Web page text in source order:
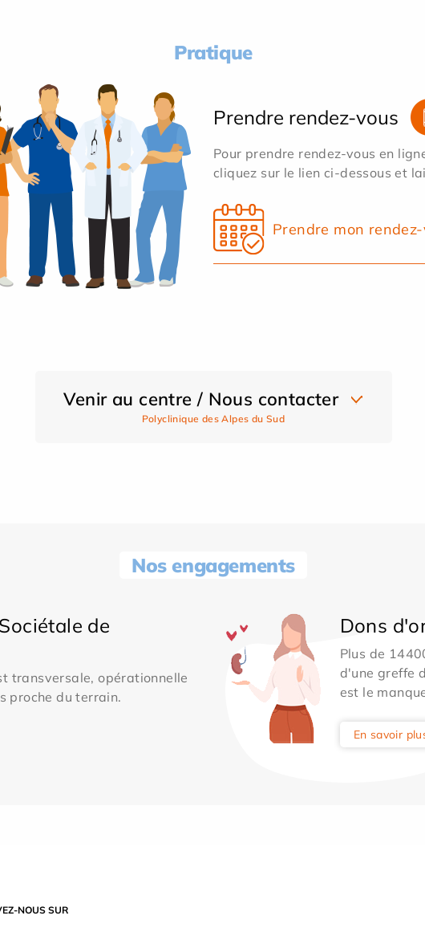
Pratique
Prendre rendez-vous
Pour prendre rendez-vous en
cliquez sur le lien ci-dessous et
Prendre mon
Venir au centre / Nous contacter
Polyclinique des Alpes du Sud
Nos engagements
de
transversale, opérationnelle
proche du terrain.
Dons
Plus de
d'une greffe
est le
En savoir
NOUS SUR